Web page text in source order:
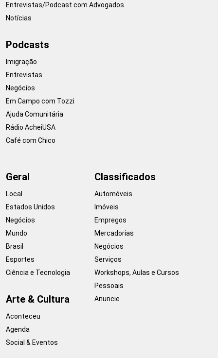
Entrevistas/Podcast com Advogados
Notícias
Podcasts
Imigração
Entrevistas
Negócios
Em Campo com Tozzi
Ajuda Comunitária
Rádio AcheiUSA
Café com Chico
Geral
Local
Estados Unidos
Negócios
Mundo
Brasil
Esportes
Ciência e Tecnologia
Arte & Cultura
Aconteceu
Agenda
Social & Eventos
Classificados
Automóveis
Imóveis
Empregos
Mercadorias
Negócios
Serviços
Workshops, Aulas e Cursos
Pessoais
Anuncie